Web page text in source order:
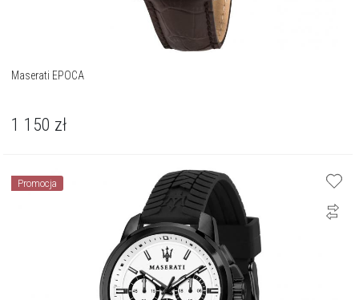
Maserati EPOCA
1 150 zł
Promocja